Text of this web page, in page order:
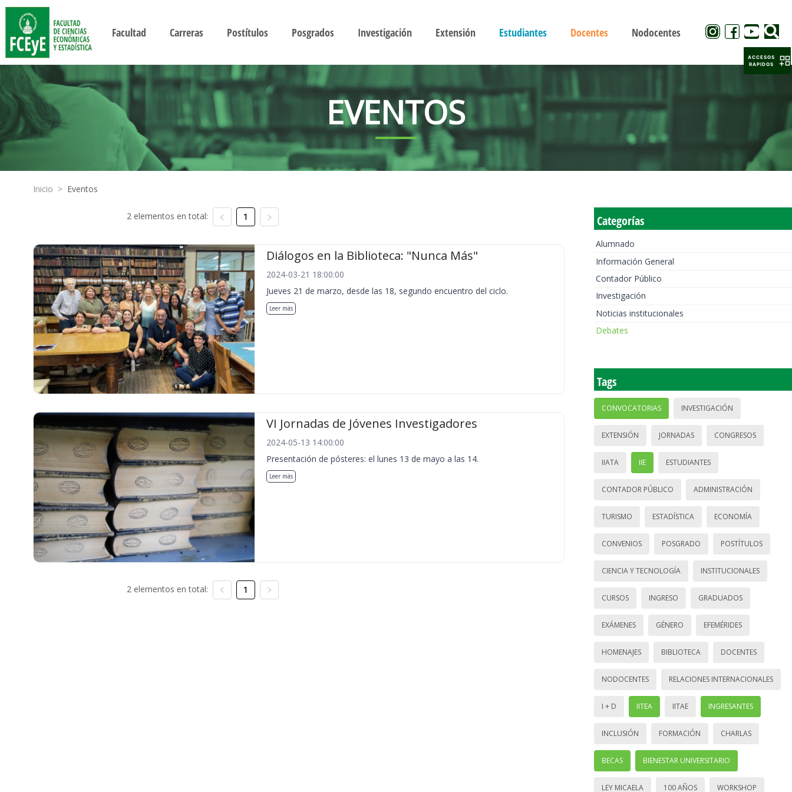
Facultad Carreras Postítulos Posgrados Investigación Extensión Estudiantes Docentes Nodocentes
EVENTOS
Inicio > Eventos
2 elementos en total: 1
Diálogos en la Biblioteca: "Nunca Más"
2024-03-21 18:00:00
Jueves 21 de marzo, desde las 18, segundo encuentro del ciclo.
Leer más
VI Jornadas de Jóvenes Investigadores
2024-05-13 14:00:00
Presentación de pósteres: el lunes 13 de mayo a las 14.
Leer más
2 elementos en total: 1
Categorías
Alumnado
Información General
Contador Público
Investigación
Noticias institucionales
Debates
Tags
CONVOCATORIAS INVESTIGACIÓN
EXTENSIÓN JORNADAS CONGRESOS
IIATA IIE ESTUDIANTES
CONTADOR PÚBLICO ADMINISTRACIÓN
TURISMO ESTADÍSTICA ECONOMÍA
CONVENIOS POSGRADO POSTÍTULOS
CIENCIA Y TECNOLOGÍA INSTITUCIONALES
CURSOS INGRESO GRADUADOS
EXÁMENES GÉNERO EFEMÉRIDES
HOMENAJES BIBLIOTECA DOCENTES
NODOCENTES RELACIONES INTERNACIONALES
I + D IITEA IITAE INGRESANTES
INCLUSIÓN FORMACIÓN CHARLAS
BECAS BIENESTAR UNIVERSITARIO
LEY MICAELA 100 AÑOS WORKSHOP
ACCESOS
RAPIDOS